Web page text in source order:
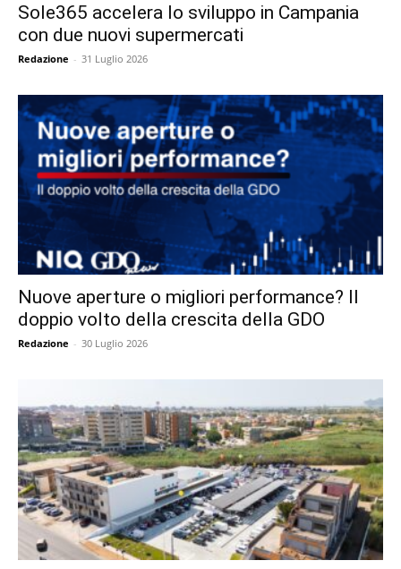
Sole365 accelera lo sviluppo in Campania
con due nuovi supermercati
Redazione - 31 Luglio 2026
Nuove aperture o migliori performance? Il
doppio volto della crescita della GDO
Redazione - 30 Luglio 2026